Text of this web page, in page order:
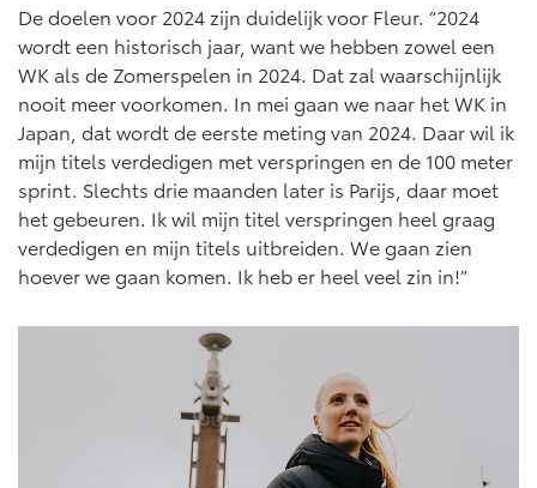
De doelen voor 2024 zijn duidelijk voor Fleur. “2024
wordt een historisch jaar, want we hebben zowel een
WK als de Zomerspelen in 2024. Dat zal waarschijnlijk
nooit meer voorkomen. In mei gaan we naar het WK in
Japan, dat wordt de eerste meting van 2024. Daar wil ik
mijn titels verdedigen met verspringen en de 100 meter
sprint. Slechts drie maanden later is Parijs, daar moet
het gebeuren. Ik wil mijn titel verspringen heel graag
verdedigen en mijn titels uitbreiden. We gaan zien
hoever we gaan komen. Ik heb er heel veel zin in!”